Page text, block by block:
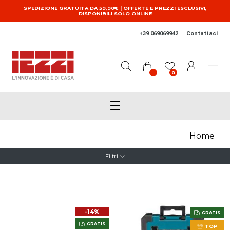
Salta al contenuto principale
SPEDIZIONE GRATUITA DA 59,90€ | OFFERTE E PREZZI ESCLUSIVI,
DISPONIBILI SOLO ONLINE
+39 069069942 Contattaci
0
☰
Home
Filtri
-14%
GRATIS
GRATIS
TOP